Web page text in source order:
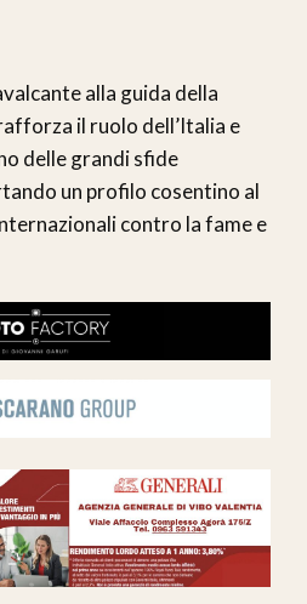
alla guida della
il ruolo dell’Italia e
delle grandi sfide
un profilo cosentino al
contro la fame e